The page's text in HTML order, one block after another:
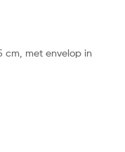
cm, met envelop in